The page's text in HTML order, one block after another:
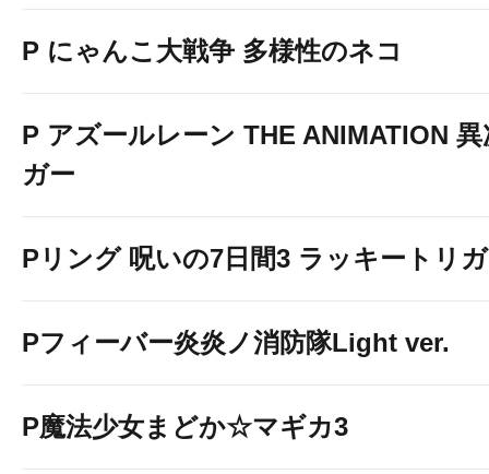
P にゃんこ大戦争 多様性のネコ
P アズールレーン THE ANIMATION
ガー
Pリング 呪いの7日間3 ラッキートリ
Pフィーバー炎炎ノ消防隊Light ver.
P魔法少女まどか☆マギカ3